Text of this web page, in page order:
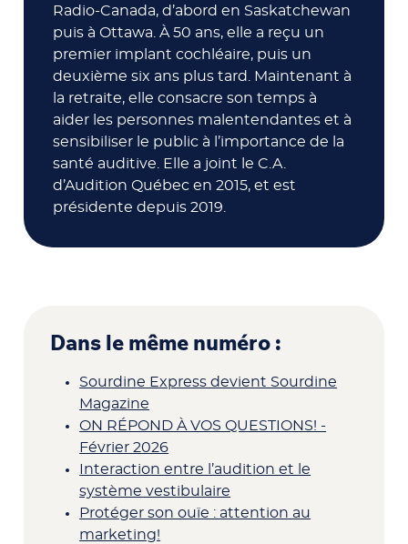
Radio-Canada, d’abord en Saskatchewan
puis à Ottawa. À 50 ans, elle a reçu un
premier implant cochléaire, puis un
deuxième six ans plus tard. Maintenant à
la retraite, elle consacre son temps à
aider les personnes malentendantes et à
sensibiliser le public à l’importance de la
santé auditive. Elle a joint le C.A.
d’Audition Québec en 2015, et est
présidente depuis 2019.
Dans le même numéro :
Sourdine Express devient Sourdine
Magazine
ON RÉPOND À VOS QUESTIONS! -
Février 2026
Interaction entre l’audition et le
système vestibulaire
Protéger son ouïe : attention au
marketing!